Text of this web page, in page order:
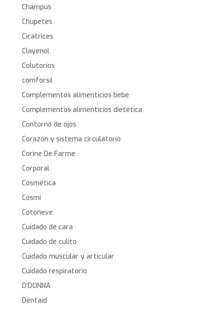
Champús
Chupetes
Cicatrices
Clayenol
Colutorios
comforsil
Complementos alimenticios bebe
Complementos alimenticios dietética
Contorno de ojos
Corazón y sistema circulatorio
Corine De Farme
Corporal
Cosmética
Cosmi
Cotoneve
Cuidado de cara
Cuidado de culito
Cuidado muscular y articular
Cuidado respiratorio
D’DONNA
Dentaid